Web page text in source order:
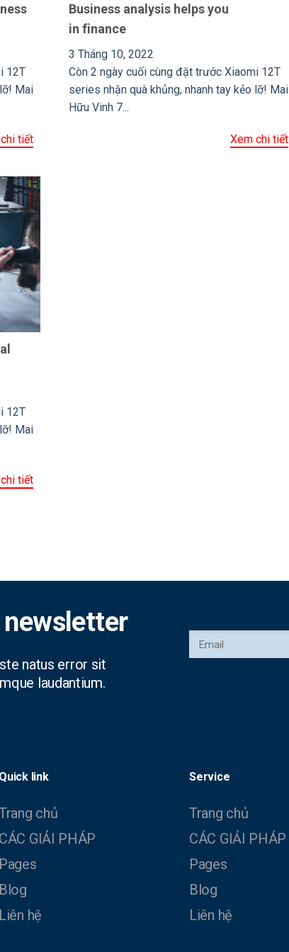
12T
Mai
tiết
Business analysis helps you
in finance
3 Tháng 10, 2022
Còn 2 ngày cuối cùng đặt trước Xiaomi 12T
series nhận quà khủng, nhanh tay kẻo lỡ! Mai
Hữu Vinh 7...
Xem chi tiết
12T
Mai
tiết
natus error sit
laudantium.
Quick link
chủ
CÁC GIẢI PHÁP
Pages
Blog
Liên hệ
Service
Trang chủ
CÁC GIẢI PHÁP
Pages
Blog
Liên hệ